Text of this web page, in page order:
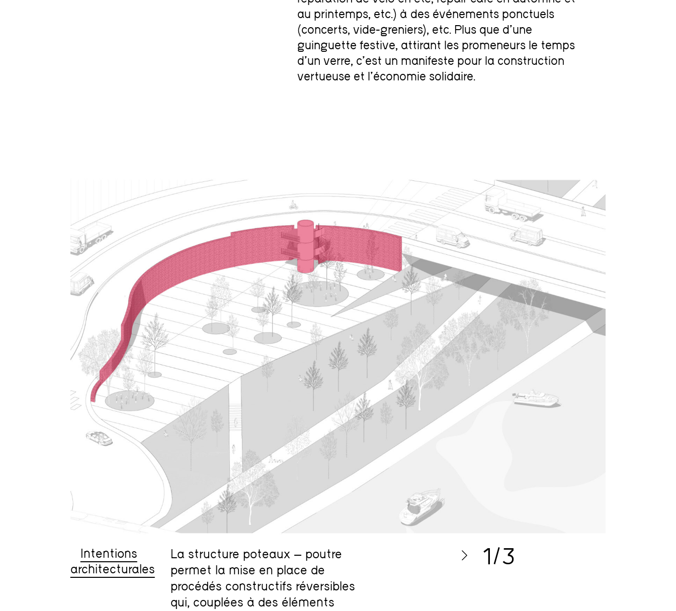
au printemps, etc.) à des événements ponctuels
(concerts, vide-greniers), etc. Plus que d’une
guinguette festive, attirant les promeneurs le temps
d’un verre, c’est un manifeste pour la construction
vertueuse et l’économie solidaire.
1/3
Intentions
architecturales
La structure poteaux – poutre
permet la mise en place de
procédés constructifs réversibles
qui, couplées à des éléments